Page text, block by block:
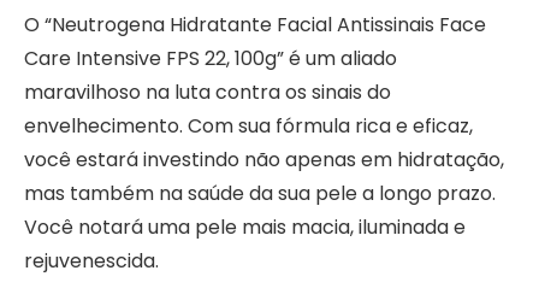
O “Neutrogena Hidratante Facial Antissinais Face
Care Intensive FPS 22, 100g” é um aliado
maravilhoso na luta contra os sinais do
envelhecimento. Com sua fórmula rica e eficaz,
você estará investindo não apenas em hidratação,
mas também na saúde da sua pele a longo prazo.
Você notará uma pele mais macia, iluminada e
rejuvenescida.